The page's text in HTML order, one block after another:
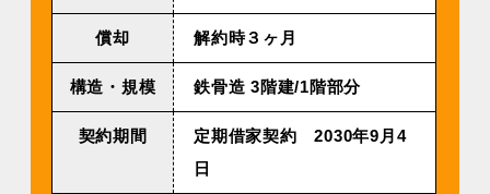
償却 解約時３ヶ月
構造・規模 鉄⾻造 3階建/1階部分
契約期間
定期借家契約 2030年9⽉4
⽇